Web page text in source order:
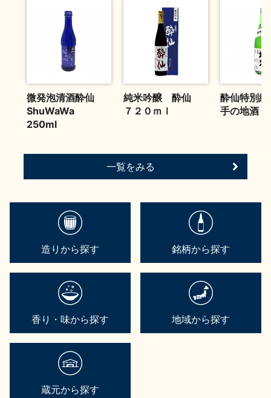
美味しい地酒の選び方
地酒蔵元会とは
微発泡清酒酔仙
ShuWaWa
250ml
純米吟醸 酔仙
７２０ｍｌ
酔仙特別
手の地酒
一覧をみる
造りから探す 銘柄から探す
香り・味から探す 地域から探す
蔵元から探す